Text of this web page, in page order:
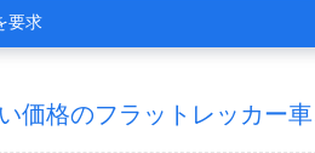
要求
価格のフラットレッカー